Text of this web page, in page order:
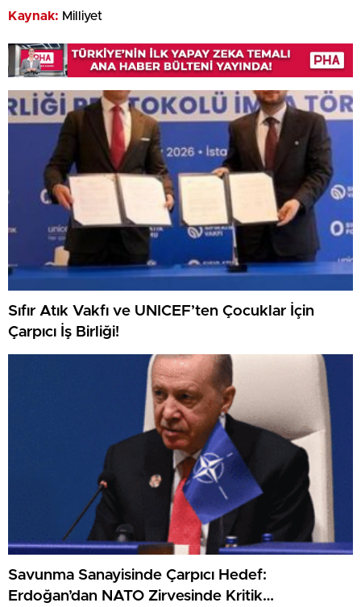
Kaynak: Milliyet
Sıfır Atık Vakfı ve UNICEF’ten Çocuklar İçin
Çarpıcı İş Birliği!
Savunma Sanayisinde Çarpıcı Hedef:
Erdoğan’dan NATO Zirvesinde Kritik